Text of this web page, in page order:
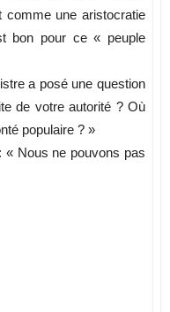
comme une aristocratie
bon pour ce « peuple
a posé une question
de votre autorité ? Où
populaire ? »
« Nous ne pouvons pas